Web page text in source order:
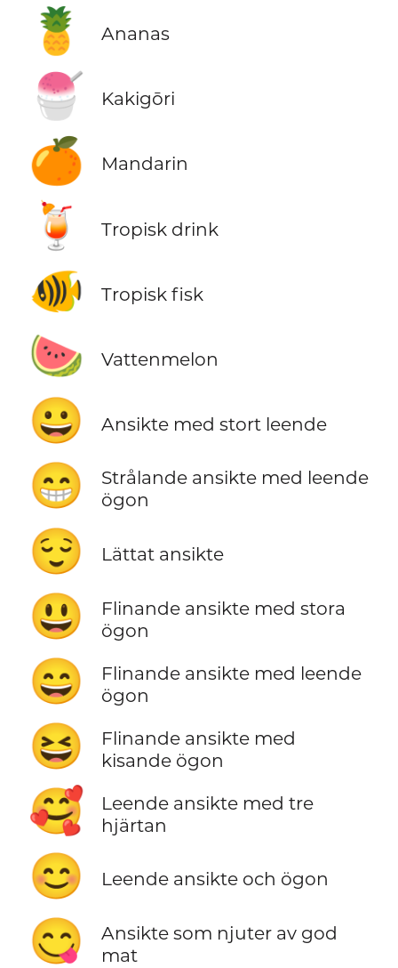
🍍 Ananas
🍧 Kakigōri
🍊 Mandarin
🍹 Tropisk drink
🐠 Tropisk fisk
🍉 Vattenmelon
😀 Ansikte med stort leende
😁
Strålande ansikte med leende
ögon
😌 Lättat ansikte
😃
Flinande ansikte med stora
ögon
😄
Flinande ansikte med leende
ögon
😆
Flinande ansikte med
kisande ögon
🥰
Leende ansikte med tre
hjärtan
😊 Leende ansikte och ögon
😋
Ansikte som njuter av god
mat